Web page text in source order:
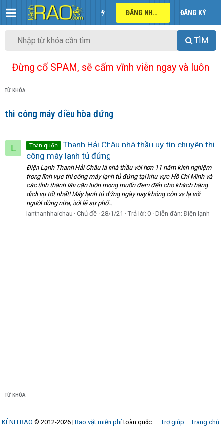
ĐĂNG NHẬP ĐĂNG KÝ
TÌM
Đừng cố SPAM, sẽ cấm vĩnh viễn ngay và luôn
TỪ KHÓA
thi công máy điều hòa đứng
L Toàn quốc
Thanh Hải Châu nhà thầu uy tín chuyên thi
công máy lạnh tủ đứng
Điện Lạnh Thanh Hải Châu là nhà thầu với hơn 11 năm kinh nghiệm
trong lĩnh vực thi công máy lạnh tủ đứng tại khu vực Hồ Chí Minh và
các tỉnh thành lân cận luôn mong muốn đem đến cho khách hàng
dịch vụ tốt nhất! Máy lạnh tủ đứng ngày nay không còn xa lạ với
người dùng nữa, bởi lẽ sự phổ...
lanthanhhaichau
Chủ đề 28/1/21 Trả lời: 0 Diễn đàn: Điện lạnh
TỪ KHÓA
Trợ giúp Trang chủ
KÊNH RAO © 2012-2026 | Rao vặt miễn phítoàn quốc